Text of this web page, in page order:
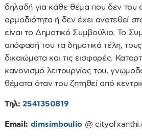
δηλαδή για κάθε θέμα που δεν του
αρμοδιότητα ή δεν έχει ανατεθεί
είναι το Δημοτικό Συμβούλιο. Το
απόφασή του τα δημοτικά τέλη,
δικαιώματα και τις εισφορές.
κανονισμό λειτουργίας του,
θέματα όταν του ζητηθεί από
Τηλ: 2541350819
Email: dimsimboulio@